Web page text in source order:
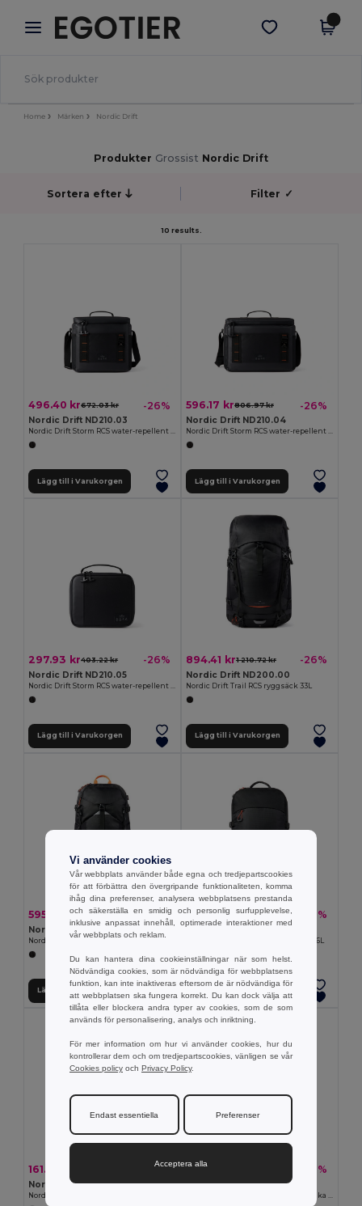
× Egotier-app
Bättre priser i appen!
Hämta app
Home Märken Nordic Drift
Produkter Grossist Nordic Drift
Sortera efter Filter ✓
10 results.
496.40 kr672.03 kr -26%
Nordic Drift ND210.03
Nordic Drift Storm RCS water-repellent cooler bag 10L
Lägg till i Varukorgen
596.17 kr806.97 kr -26%
Nordic Drift ND210.04
Nordic Drift Storm RCS water-repellent cooler bag 20L
Lägg till i Varukorgen
297.93 kr403.22 kr -26%
Nordic Drift ND210.05
Lägg till i Varukorgen
894.41 kr1 210.72 kr -26%
Nordic Drift ND200.00
Nordic Drift Trail RCS ryggsäck 33L
Lägg till i Varukorgen
595.85 kr806.44 kr -26%
Nordic Drift ND200.01
Nordic Drift Trail RCS ryggsäck 24L
Lägg till i Varukorgen
297.93 kr403.22 kr -26%
Nordic Drift ND200.02
Nordic Drift Trail RCS dagryggsäck 16L
Lägg till i Varukorgen
161.18 kr -20%
Nordic Drift ND200.03
Nordic Drift Trail RCS necessär 3L
171.81 kr -20%
Nordic Drift ND200.04
Vi använder cookies
Vår webbplats använder både egna och tredjepartscookies
för att förbättra den övergripande funktionaliteten, komma
ihåg dina preferenser, analysera webbplatsens prestanda
och säkerställa en smidig och personlig surfupplevelse,
inklusive anpassat innehåll, optimerade interaktioner med
vår webbplats och reklam.
Du kan hantera dina cookieinställningar när som helst.
Nödvändiga cookies, som är nödvändiga för webbplatsens
funktion, kan inte inaktiveras eftersom de är nödvändiga för
att webbplatsen ska fungera korrekt. Du kan dock välja att
tillåta eller blockera andra typer av cookies, som de som
används för personalisering, analys och inriktning.
För mer information om hur vi använder cookies, hur du
kontrollerar dem och om tredjepartscookies, vänligen se vår
Cookies policy och Privacy Policy.
Endast essentiella Preferenser
Acceptera alla